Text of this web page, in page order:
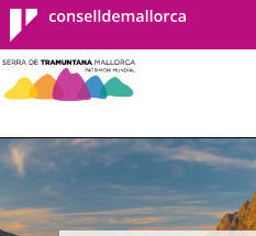
Consell de
Mallorca